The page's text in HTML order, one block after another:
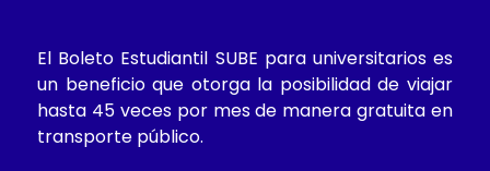
El Boleto Estudiantil SUBE para universitarios es
un beneficio que otorga la posibilidad de viajar
hasta 45 veces por mes de manera gratuita en
transporte público.